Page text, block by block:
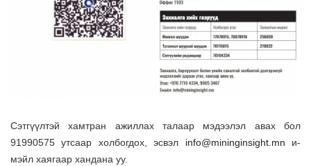
Сэтгүүлтэй хамтран ажиллах талаар мэдээлэл авах бол
91990575 утсаар холбогдох, эсвэл info@mininginsight.mn и-
мэйл хаягаар хандана уу.